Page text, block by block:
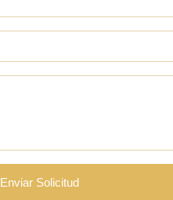
Enviar Solicitud